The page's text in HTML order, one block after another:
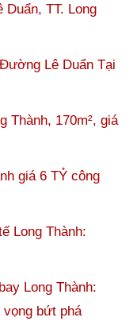
TT. Long
Lê Duẩn Tại
Thành, 170m², giá
giá 6 TỶ công
Long Thành:
Long Thành:
bứt phá